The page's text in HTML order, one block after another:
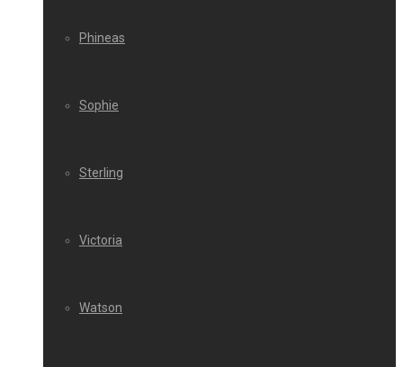
Phineas
Sophie
Sterling
Victoria
Watson